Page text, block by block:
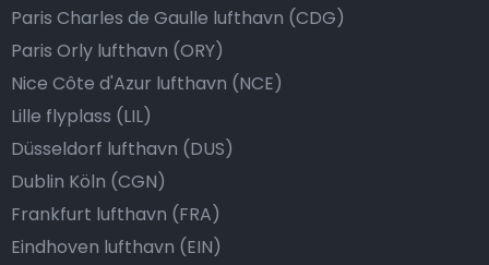
Paris Charles de Gaulle lufthavn (CDG)
Paris Orly lufthavn (ORY)
Nice Côte d'Azur lufthavn (NCE)
Lille flyplass (LIL)
Düsseldorf lufthavn (DUS)
Dublin Köln (CGN)
Frankfurt lufthavn (FRA)
Eindhoven lufthavn (EIN)